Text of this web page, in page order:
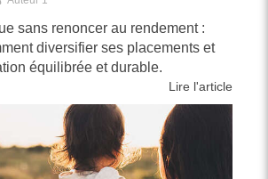
sans renoncer au rendement :
diversifier ses placements et
équilibrée et durable.
Lire l'article